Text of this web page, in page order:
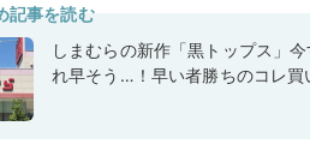
記事を読む
しまむらの新作「黒トップス」
れ早そう…！早い者勝ちのコレ買